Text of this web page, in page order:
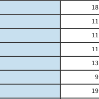
18
11
11
11
13
9
19